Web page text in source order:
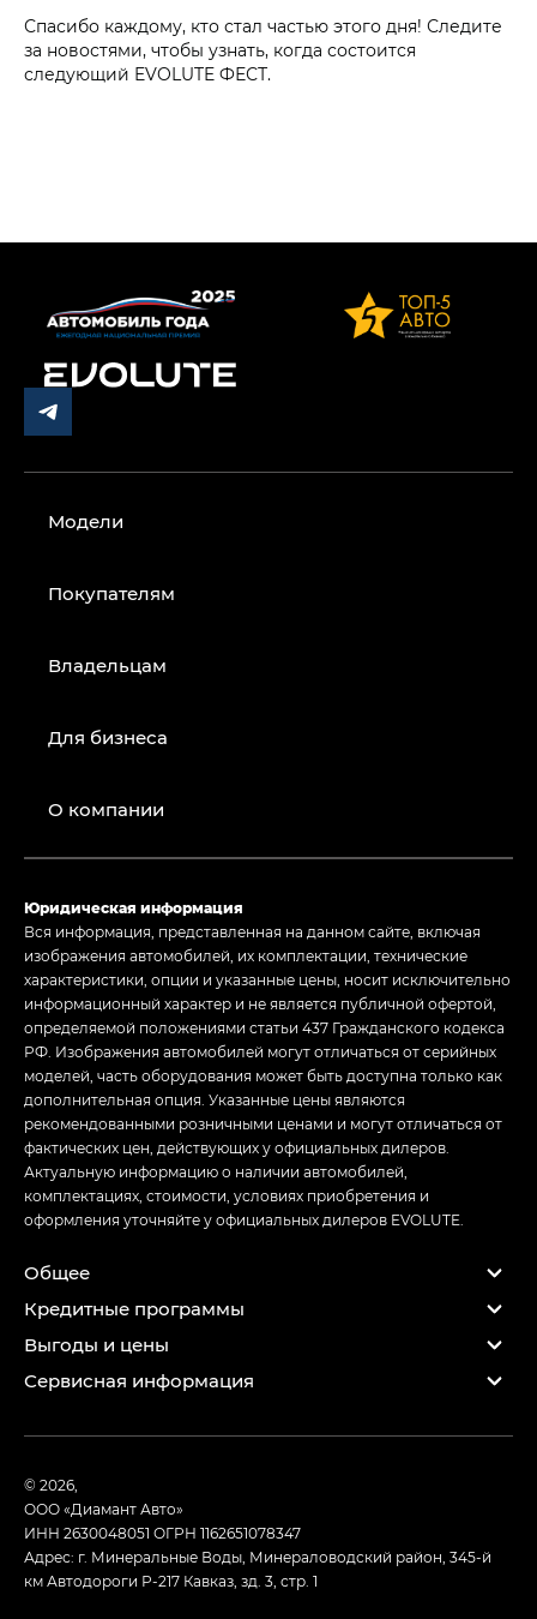
Спасибо каждому, кто стал частью этого дня! Следите
за новостями, чтобы узнать, когда состоится
следующий EVOLUTE ФЕСТ.
Модели
Покупателям
Владельцам
Для бизнеса
О компании
Юридическая информация
Вся информация, представленная на данном сайте, включая
изображения автомобилей, их комплектации, технические
характеристики, опции и указанные цены, носит исключительно
информационный характер и не является публичной офертой,
определяемой положениями статьи 437 Гражданского кодекса
РФ. Изображения автомобилей могут отличаться от серийных
моделей, часть оборудования может быть доступна только как
дополнительная опция. Указанные цены являются
рекомендованными розничными ценами и могут отличаться от
фактических цен, действующих у официальных дилеров.
Актуальную информацию о наличии автомобилей,
комплектациях, стоимости, условиях приобретения и
оформления уточняйте у официальных дилеров EVOLUTE.
Общее
Кредитные программы
Выгоды и цены
Сервисная информация
© 2026,
ООО «Диамант Авто»
ИНН 2630048051 ОГРН 1162651078347
Адрес: г. Минеральные Воды, Минераловодский район, 345-й
км Автодороги Р-217 Кавказ, зд. 3, стр. 1